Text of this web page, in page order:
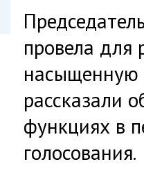
провела для
насыщенную
рассказали
функциях в
голосования.